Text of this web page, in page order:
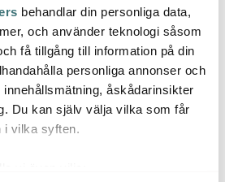
behandlar din personliga data,
och använder teknologi såsom
få tillgång till information på din
personliga annonser och
innehållsmätning, åskådarinsikter
Du kan själv välja vilka som får
i vilka syften.
Zyliss
Susi 4 vitlökspress 6,5
cm silver
479 kr
I lager
Cook
cm
259